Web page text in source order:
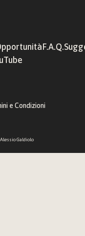
F.A.Q.
e Condizioni
Alessio Galdiolo